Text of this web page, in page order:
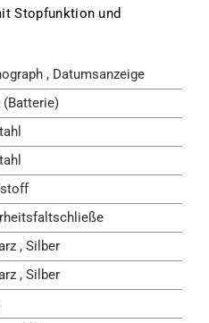
Stopfunktion und
, Datumsanzeige
(Batterie)
, Silber
, Silber